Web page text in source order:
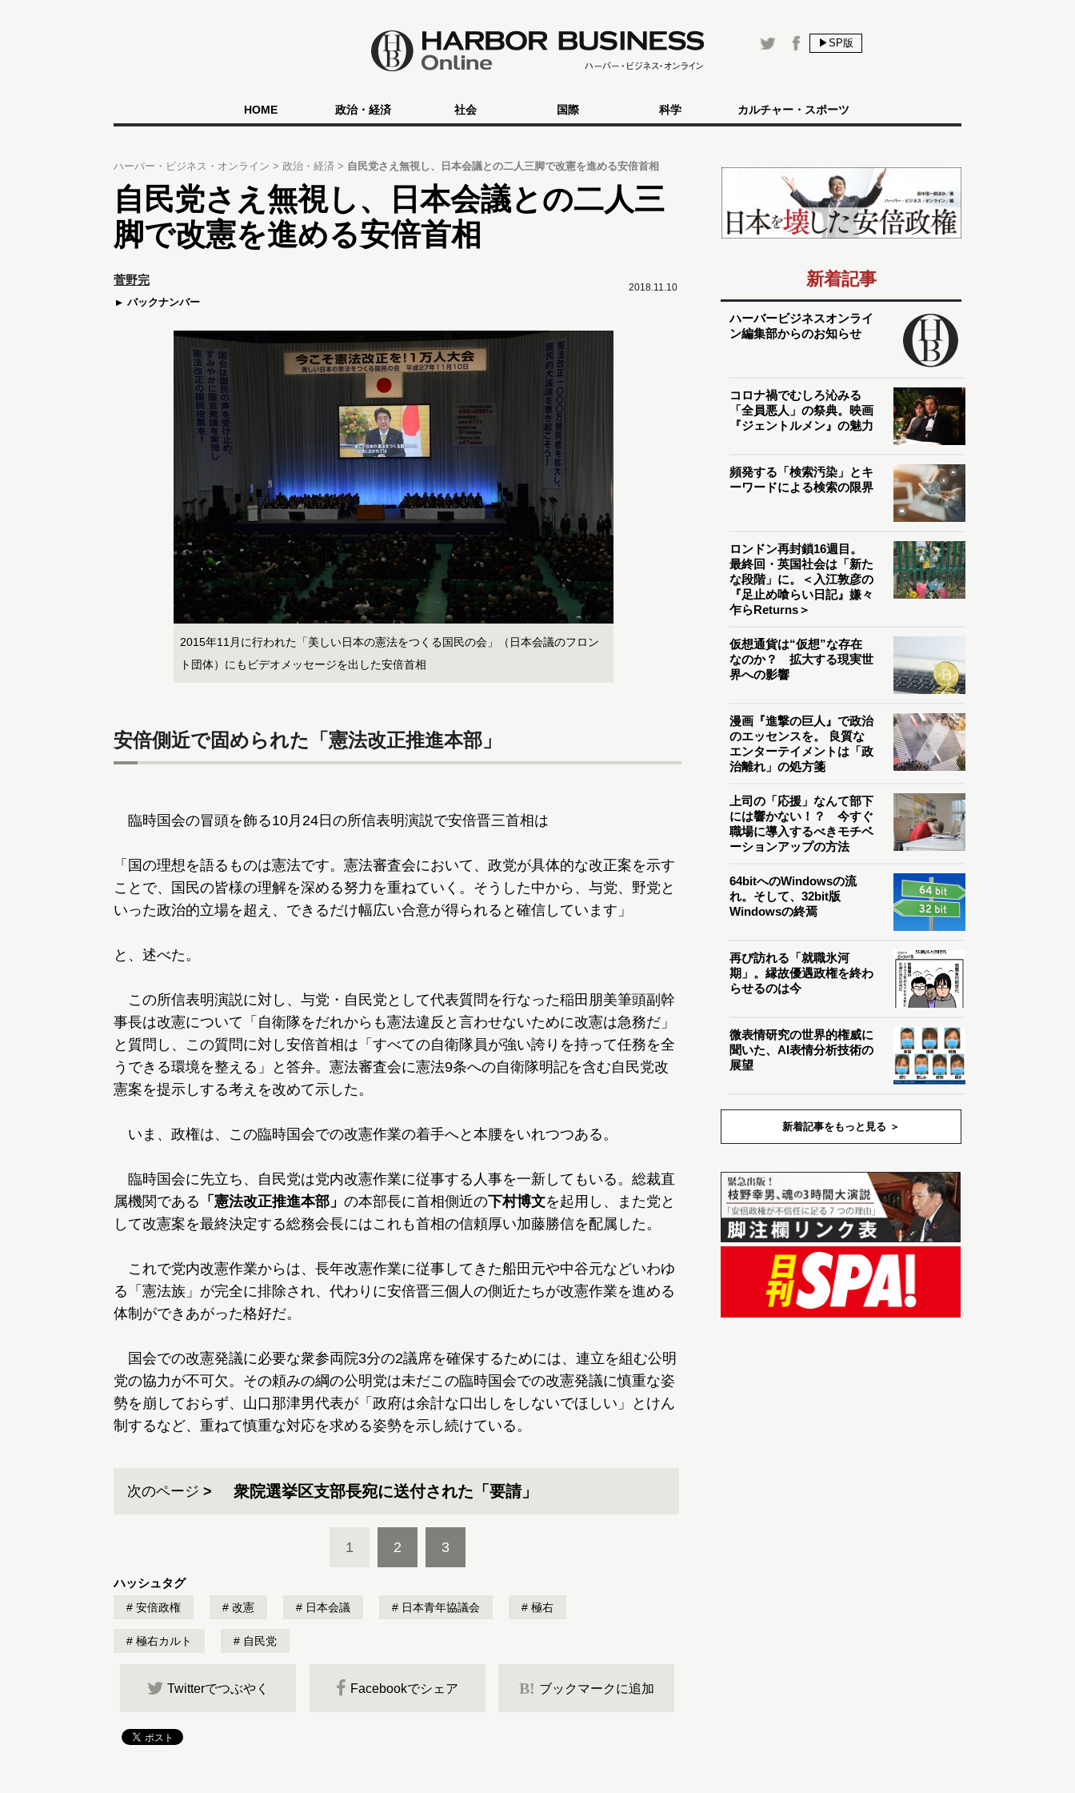
▶SP版
HOME 政治・経済 社会 国際 科学 カルチャー・スポーツ
ハーバー・ビジネス・オンライン 政治・経済 自民党さえ無視し、日本会議との二人三脚で改憲を進める安倍首相
自民党さえ無視し、日本会議との二人三
脚で改憲を進める安倍首相
2018.11.10
菅野完
バックナンバー
2015年11月に行われた「美しい日本の憲法をつくる国民の会」（日本会議のフロン
ト団体）にもビデオメッセージを出した安倍首相
安倍側近で固められた「憲法改正推進本部」
臨時国会の冒頭を飾る10月24日の所信表明演説で安倍晋三首相は
「国の理想を語るものは憲法です。憲法審査会において、政党が具体的な改正案を示す
ことで、国民の皆様の理解を深める努力を重ねていく。そうした中から、与党、野党と
いった政治的立場を超え、できるだけ幅広い合意が得られると確信しています」
と、述べた。
この所信表明演説に対し、与党・自民党として代表質問を行なった稲田朋美筆頭副幹
事長は改憲について「自衛隊をだれからも憲法違反と言わせないために改憲は急務だ」
と質問し、この質問に対し安倍首相は「すべての自衛隊員が強い誇りを持って任務を全
うできる環境を整える」と答弁。憲法審査会に憲法9条への自衛隊明記を含む自民党改
憲案を提示しする考えを改めて示した。
いま、政権は、この臨時国会での改憲作業の着手へと本腰をいれつつある。
臨時国会に先立ち、自民党は党内改憲作業に従事する人事を一新してもいる。総裁直
属機関である 「憲法改正推進本部」 の本部長に首相側近の下村博文を起用し、また党と
して改憲案を最終決定する総務会長にはこれも首相の信頼厚い加藤勝信を配属した。
これで党内改憲作業からは、長年改憲作業に従事してきた船田元や中谷元などいわゆ
る「憲法族」が完全に排除され、代わりに安倍晋三個人の側近たちが改憲作業を進める
体制ができあがった格好だ。
国会での改憲発議に必要な衆参両院3分の2議席を確保するためには、連立を組む公明
党の協力が不可欠。その頼みの綱の公明党は未だこの臨時国会での改憲発議に慎重な姿
勢を崩しておらず、山口那津男代表が「政府は余計な口出しをしないでほしい」とけん
制するなど、重ねて慎重な対応を求める姿勢を示し続けている。
次のページ 衆院選挙区支部長宛に送付された「要請」
1 2 3
ハッシュタグ
安倍政権 改憲 日本会議 日本青年協議会 極右
極右カルト 自民党
Twitterでつぶやく Facebookでシェア B! ブックマークに追加
新着記事
ハーバービジネスオンライ
ン編集部からのお知らせ
コロナ禍でむしろ沁みる
「全員悪人」の祭典。映画
『ジェントルメン』の魅力
頻発する「検索汚染」とキ
ーワードによる検索の限界
ロンドン再封鎖16週目。
最終回・英国社会は「新た
な段階」に。＜入江敦彦の
『足止め喰らい日記』嫌々
乍らReturns＞
仮想通貨は“仮想”な存在
なのか？ 拡大する現実世
界への影響
漫画『進撃の巨人』で政治
のエッセンスを。 良質な
エンターテイメントは「政
治離れ」の処方箋
上司の「応援」なんて部下
には響かない！？ 今すぐ
職場に導入するべきモチベ
ーションアップの方法
64bitへのWindowsの流
れ。そして、32bit版
Windowsの終焉
再び訪れる「就職氷河
期」。縁故優遇政権を終わ
らせるのは今
微表情研究の世界的権威に
聞いた、AI表情分析技術の
展望
新着記事をもっと見る